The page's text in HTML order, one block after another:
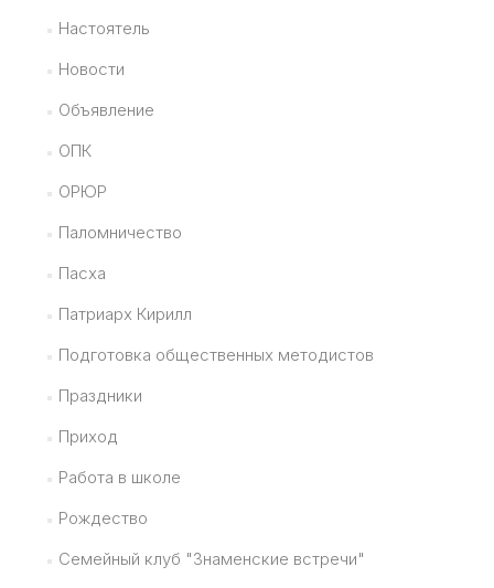
Настоятель
Новости
Объявление
ОПК
ОРЮР
Паломничество
Пасха
Патриарх Кирилл
Подготовка общественных методистов
Праздники
Приход
Работа в школе
Рождество
Семейный клуб "Знаменские встречи"